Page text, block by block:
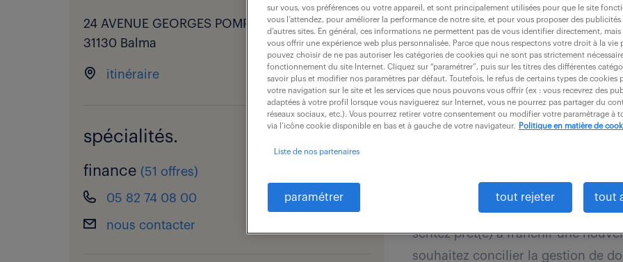
24 AVENUE GEORGES POMPIDOU,
31130 Balma
itinéraire
spécialités.
finance (51 offres)
05 82 74 08 00
nous contacter
recevoir les offres par mail
RESPONSABLE POLE
Vous êtes un(e)
sentez prêt(e) à franchir une
souhaitez concilier la gestion de
sur vous, vos préférences ou votre appareil, et sont principalement utilisées pour que le site
vous l’attendez, pour améliorer la performance de notre site, et pour vous proposer des publicités
d’autres sites. En général, ces informations ne permettent pas de vous identifier directement,
vous offrir une expérience web plus personnalisée. Parce que nous respectons votre droit à la vie
pouvez choisir de ne pas autoriser les catégories de cookies qui ne sont pas strictement
fonctionnement du site Internet. Cliquez sur “paramétrer”, puis sur les titres des différentes
savoir plus et modifier nos paramètres par défaut. Toutefois, le refus de certains types de cookies
votre navigation sur le site et les services que nous pouvons vous offrir (ex : vous recevrez des
adaptées à votre profil lorsque vous naviguerez sur Internet, vous ne pourrez pas partager du
réseaux sociaux, etc.). Vous pourrez retirer votre consentement ou modifier votre paramétrage à
via l’icône cookie disponible en bas et à gauche de votre navigateur.
Politique en matière de
Liste de nos partenaires
paramétrer tout rejeter tout